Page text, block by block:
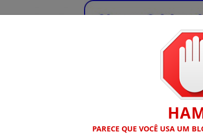
PARECE QUE VOCÊ USA UM